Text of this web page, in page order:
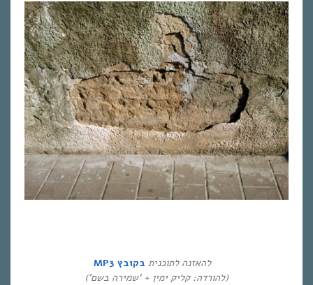
להאזנה לתוכנית בקובץ MP3
(להורדה: קליק ימין + ‘שמירה בשם’)